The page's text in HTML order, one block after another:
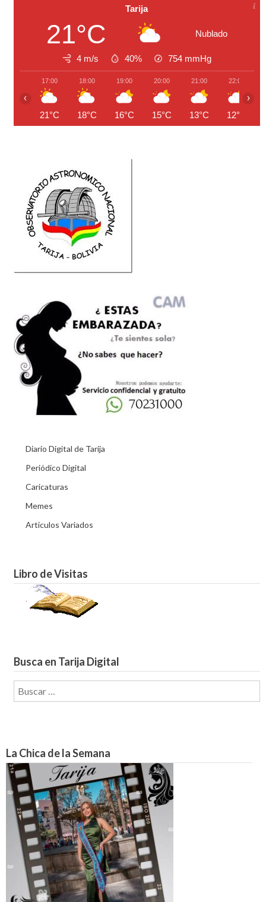
Tarija
21°C Nublado
4 m/s 40% 754 mmHg
17:00
21°C
18:00
18°C
19:00
16°C
20:00
15°C
21:00
13°C
22:00
12°C
‹ ›
Diario Digital de Tarija
Periódico Digital
Caricaturas
Memes
Articulos Variados
Libro de Visitas
Busca en Tarija Digital
Buscar:
La Chica de la Semana